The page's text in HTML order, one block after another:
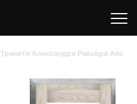
Тринити Александра Ривьера Айс